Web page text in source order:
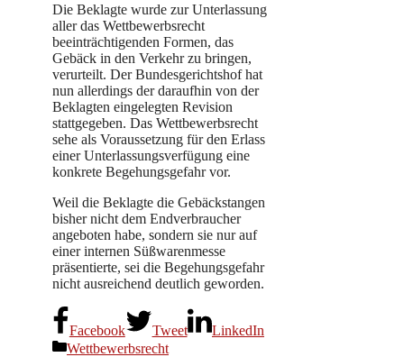
Die Beklagte wurde zur Unterlassung
aller das Wettbewerbsrecht
beeinträchtigenden Formen, das
Gebäck in den Verkehr zu bringen,
verurteilt. Der Bundesgerichtshof hat
nun allerdings der daraufhin von der
Beklagten eingelegten Revision
stattgegeben. Das Wettbewerbsrecht
sehe als Voraussetzung für den Erlass
einer Unterlassungsverfügung eine
konkrete Begehungsgefahr vor.
Weil die Beklagte die Gebäckstangen
bisher nicht dem Endverbraucher
angeboten habe, sondern sie nur auf
einer internen Süßwarenmesse
präsentierte, sei die Begehungsgefahr
nicht ausreichend deutlich geworden.
Facebook Tweet
LinkedIn
Kategorien
Wettbewerbsrecht